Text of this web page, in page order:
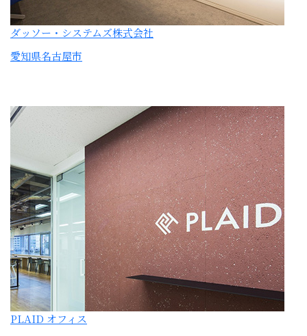
PLAID オフィス
東京都品川区